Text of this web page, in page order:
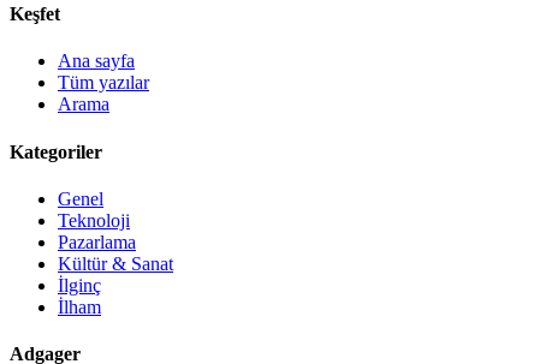
Keşfet
Ana sayfa
Tüm yazılar
Arama
Kategoriler
Genel
Teknoloji
Pazarlama
Kültür & Sanat
İlginç
İlham
Adgager